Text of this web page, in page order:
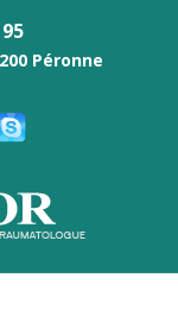
Péronne